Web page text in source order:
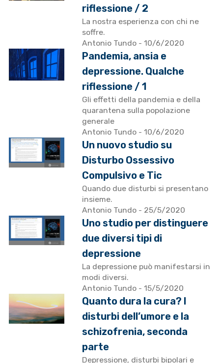
riflessione / 2
La nostra esperienza con chi ne
soffre.
Antonio Tundo - 10/6/2020
Pandemia, ansia e
depressione. Qualche
riflessione / 1
Gli effetti della pandemia e della
quarantena sulla popolazione
generale
Antonio Tundo - 10/6/2020
Un nuovo studio su
Disturbo Ossessivo
Compulsivo e Tic
Quando due disturbi si presentano
insieme.
Antonio Tundo - 25/5/2020
Uno studio per distinguere
due diversi tipi di
depressione
La depressione può manifestarsi in
modi diversi.
Antonio Tundo - 15/5/2020
Quanto dura la cura? I
disturbi dell’umore e la
schizofrenia, seconda
parte
Depressione, disturbi bipolari e